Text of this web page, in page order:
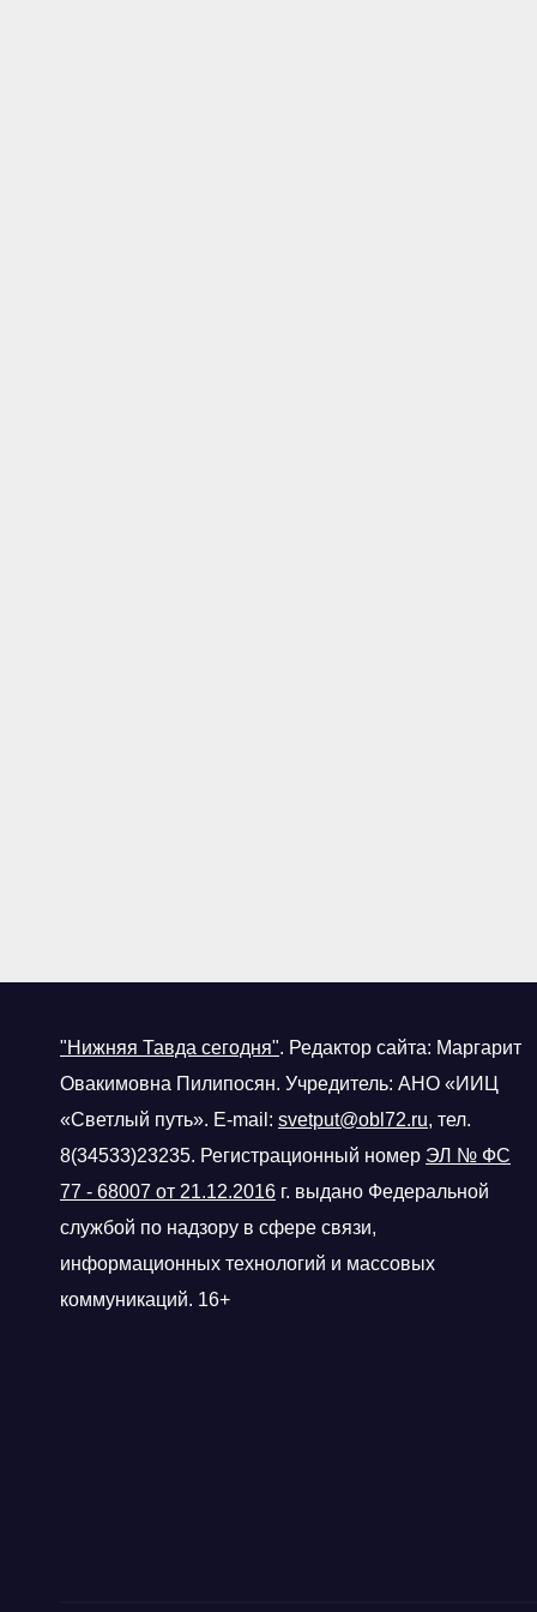
"Нижняя Тавда сегодня". Редактор сайта: Маргарит
Овакимовна Пилипосян. Учредитель: АНО «ИИЦ
«Светлый путь». E-mail: svetput@obl72.ru, тел.
8(34533)23235. Регистрационный номер ЭЛ № ФС
77 - 68007 от 21.12.2016 г. выдано Федеральной
службой по надзору в сфере связи,
информационных технологий и массовых
коммуникаций. 16+